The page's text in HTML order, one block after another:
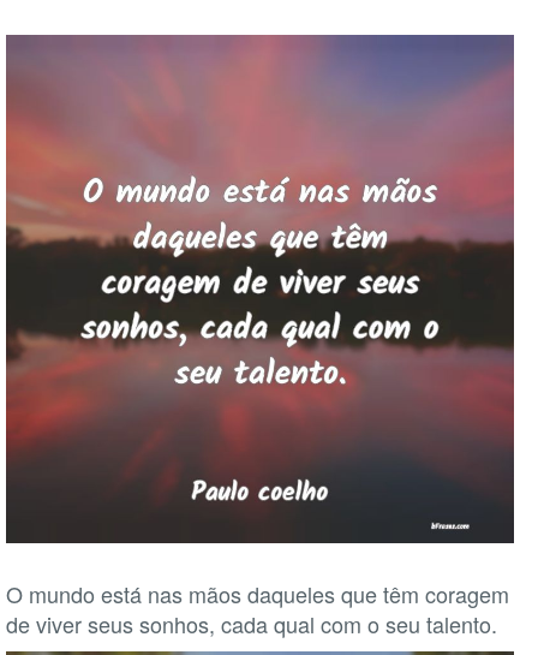
O mundo está nas mãos daqueles que têm coragem
de viver seus sonhos, cada qual com o seu talento.